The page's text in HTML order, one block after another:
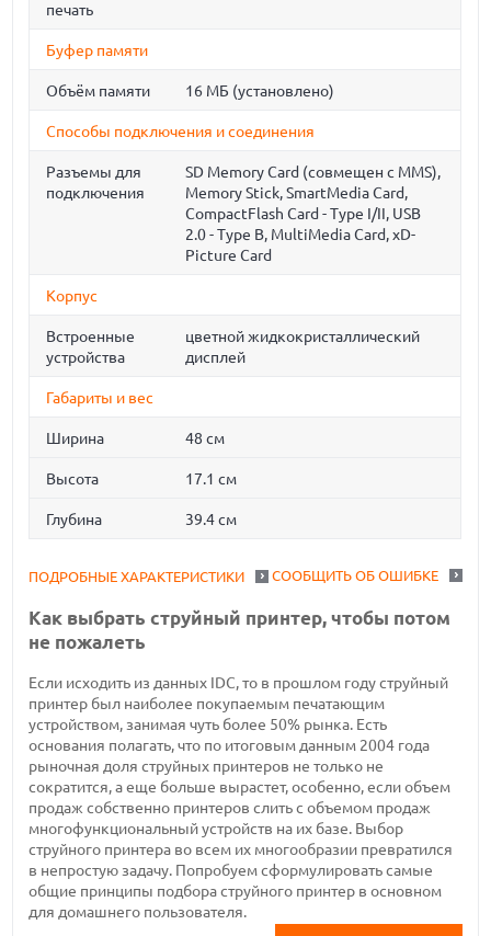
печать
Буфер памяти
Объём памяти 16 МБ (установлено)
Способы подключения и соединения
Разъемы для
подключения
SD Memory Card (совмещен с MMS),
Memory Stick, SmartMedia Card,
CompactFlash Card - Type I/II, USB
2.0 - Type B, MultiMedia Card, xD-
Picture Card
Корпус
Встроенные
устройства
цветной жидкокристаллический
дисплей
Габариты и вес
Ширина 48 см
Высота 17.1 см
Глубина 39.4 см
СООБЩИТЬ ОБ ОШИБКЕ
ПОДРОБНЫЕ ХАРАКТЕРИСТИКИ
Как выбрать струйный принтер, чтобы потом
не пожалеть
Если исходить из данных IDC, то в прошлом году струйный
принтер был наиболее покупаемым печатающим
устройством, занимая чуть более 50% рынка. Есть
основания полагать, что по итоговым данным 2004 года
рыночная доля струйных принтеров не только не
сократится, а еще больше вырастет, особенно, если объем
продаж собственно принтеров слить с объемом продаж
многофункциональный устройств на их базе. Выбор
струйного принтера во всем их многообразии превратился
в непростую задачу. Попробуем сформулировать самые
общие принципы подбора струйного принтер в основном
для домашнего пользователя.